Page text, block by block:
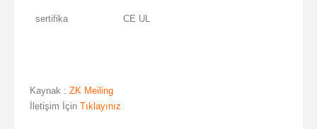
sertifika CE UL
Kaynak : ZK Meiling
İletişim İçin Tıklayınız